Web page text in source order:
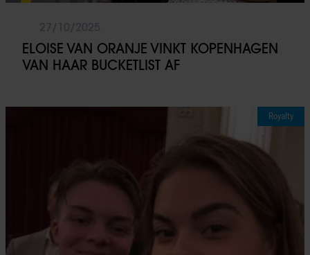
ELOISE VAN ORANJE VINKT KOPENHAGEN
VAN HAAR BUCKETLIST AF
Royalty